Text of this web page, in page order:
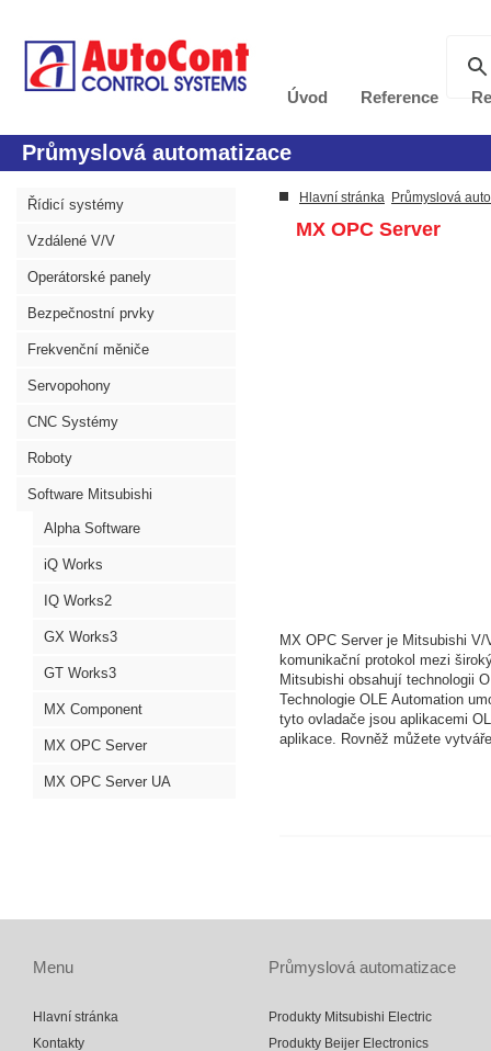
Úvod Reference
Průmyslová automatizace
Řídicí systémy
Vzdálené V/V
Operátorské panely
Bezpečnostní prvky
Frekvenční měniče
Servopohony
CNC Systémy
Roboty
Software Mitsubishi
Alpha Software
iQ Works
IQ Works2
GX Works3
GT Works3
MX Component
MX OPC Server
MX OPC Server UA
Hlavní stránka Průmyslová
MX OPC Server
MX OPC Server je Mitsubishi
komunikační protokol mezi
Mitsubishi obsahují technologii
Technologie OLE Automation
tyto ovladače jsou aplikacemi
aplikace. Rovněž můžete
Menu
Hlavní stránka
Kontakty
Průmyslová automatizace
Produkty Mitsubishi Electric
Produkty Beijer Electronics